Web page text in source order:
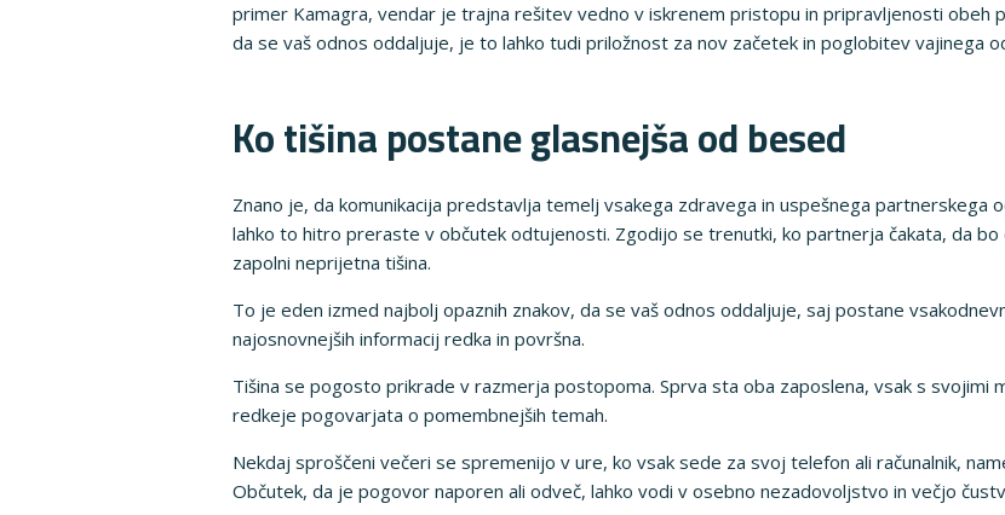
primer Kamagra, vendar je trajna rešitev vedno v iskrenem pristopu in pripravljenosti obeh
da se vaš odnos oddaljuje, je to lahko tudi priložnost za nov začetek in poglobitev vajinega
Ko tišina postane glasnejša od besed
Znano je, da komunikacija predstavlja temelj vsakega zdravega in uspešnega partnerskega
lahko to hitro preraste v občutek odtujenosti. Zgodijo se trenutki, ko partnerja čakata, da
zapolni neprijetna tišina.
To je eden izmed najbolj opaznih znakov, da se vaš odnos oddaljuje, saj postane
najosnovnejših informacij redka in površna.
Tišina se pogosto prikrade v razmerja postopoma. Sprva sta oba zaposlena, vsak s svojimi
redkeje pogovarjata o pomembnejših temah.
Nekdaj sproščeni večeri se spremenijo v ure, ko vsak sede za svoj telefon ali računalnik,
Občutek, da je pogovor naporen ali odveč, lahko vodi v osebno nezadovoljstvo in večjo